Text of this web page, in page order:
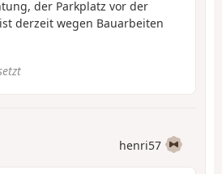
der Parkplatz vor der
derzeit wegen Bauarbeiten
henri57